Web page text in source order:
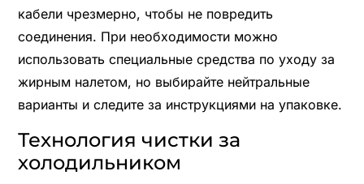
кабели чрезмерно, чтобы не повредить
соединения. При необходимости можно
использовать специальные средства по уходу за
жирным налетом, но выбирайте нейтральные
варианты и следите за инструкциями на упаковке.
Технология чистки за
холодильником